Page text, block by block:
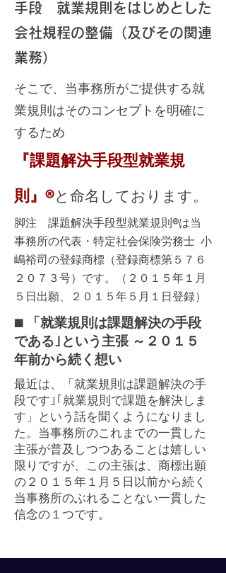
手段 就業規則をはじめとした
会社規程の整備（及びその関連
業務）
そこで、当事務所がご提供する就
業規則はそのコンセプトを明確に
するため
『課題解決手段型就業規
則』®と命名しております。
脚注 課題解決手段型就業規則®は当
事務所の代表・特定社会保険労務士 小
嶋裕司の登録商標（登録商標第５７６
２０７３号）です。（ ２０１５年１月
５日出願、２０１５年５月１日登録）
■ 「就業規則は課題解決の手段
である｣という主張 ～２０１５
年前から続く想い
最近は、「就業規則は課題解決の手
段です｣｢就業規則で課題を解決しま
す」という話を聞くようになりまし
た。 当事務所のこれまでの一貫した
主張が普及しつつあることは嬉しい
限りですが、​この主張は、​商標出願
の２０１５年１月５日以前から続く
当事務所の​ぶれることない一貫した
信念の１つです。